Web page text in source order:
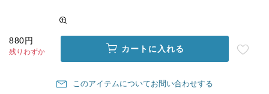
880円
残りわずか カートに入れる
このアイテムについてお問い合わせする